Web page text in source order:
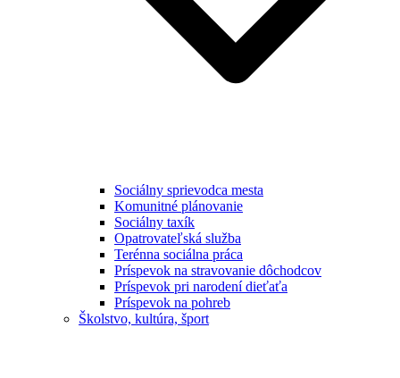
Sociálny sprievodca mesta
Komunitné plánovanie
Sociálny taxík
Opatrovateľská služba
Terénna sociálna práca
Príspevok na stravovanie dôchodcov
Príspevok pri narodení dieťaťa
Príspevok na pohreb
Školstvo, kultúra, šport